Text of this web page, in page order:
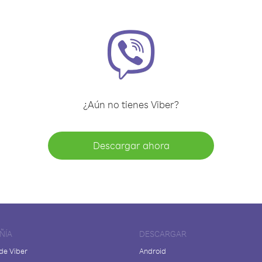
¿Aún no tienes Viber?
Descargar ahora
Viber
DESCARGAR
Android